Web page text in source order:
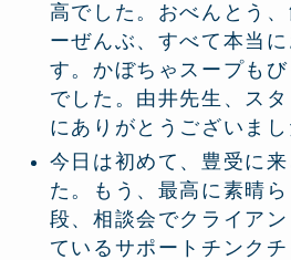
高でした。おべんとう
ーぜんぶ、すべて本当
す。かぼちゃスープも
でした。由井先生、ス
にありがとうございまし
今日は初めて、豊受に
た。もう、最高に素晴
段、相談会でクライア
ているサポートチンク